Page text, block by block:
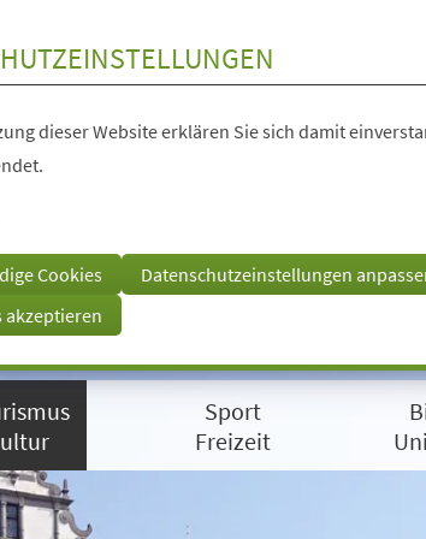
dieser Website erklären Sie sich damit
Cookies
Datenschutzeinstellungen
akzeptieren
Sport
Freizeit